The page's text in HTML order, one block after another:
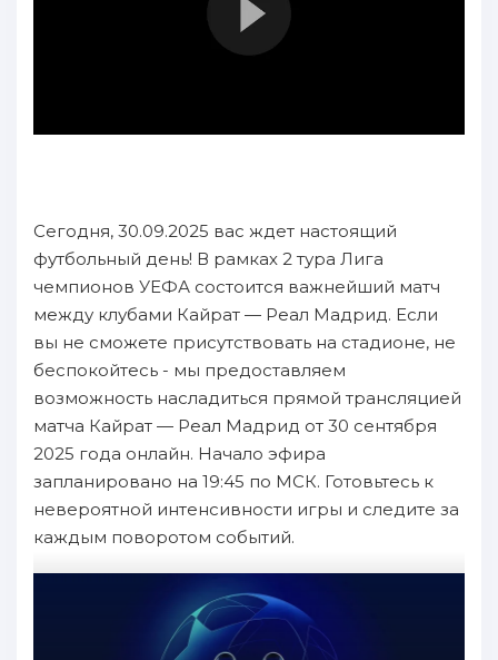
Сегодня, 30.09.2025 вас ждет настоящий
футбольный день! В рамках 2 тура Лига
чемпионов УЕФА состоится важнейший матч
между клубами Кайрат — Реал Мадрид. Если
вы не сможете присутствовать на стадионе, не
беспокойтесь - мы предоставляем
возможность насладиться прямой трансляцией
матча Кайрат — Реал Мадрид от 30 сентября
2025 года онлайн. Начало эфира
запланировано на 19:45 по МСК. Готовьтесь к
невероятной интенсивности игры и следите за
каждым поворотом событий.